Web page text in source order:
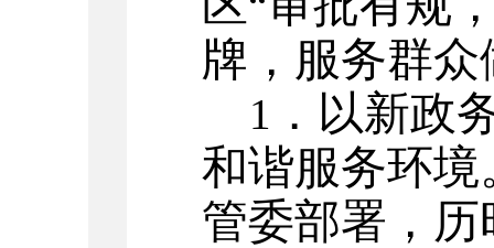
牌，服务群
1 ．以新政
和谐服务环
管委部署，历